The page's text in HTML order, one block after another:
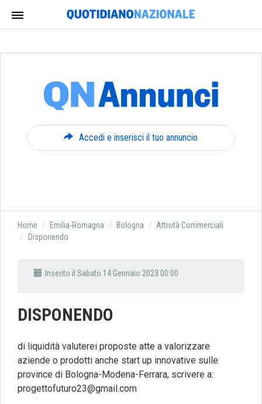
Accedi e inserisci il tuo annuncio
Home Emilia-Romagna Bologna
Attività Commerciali
Disponendo
Inserito il Sabato 14 Gennaio 2023 00:00
DISPONENDO
di liquidità valuterei proposte atte a valorizzare
aziende o prodotti anche start up innovative sulle
province di Bologna-Modena-Ferrara, scrivere a:
progettofuturo23@gmail.com